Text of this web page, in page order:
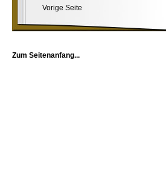
Vorige Seite
Zum Seitenanfang...